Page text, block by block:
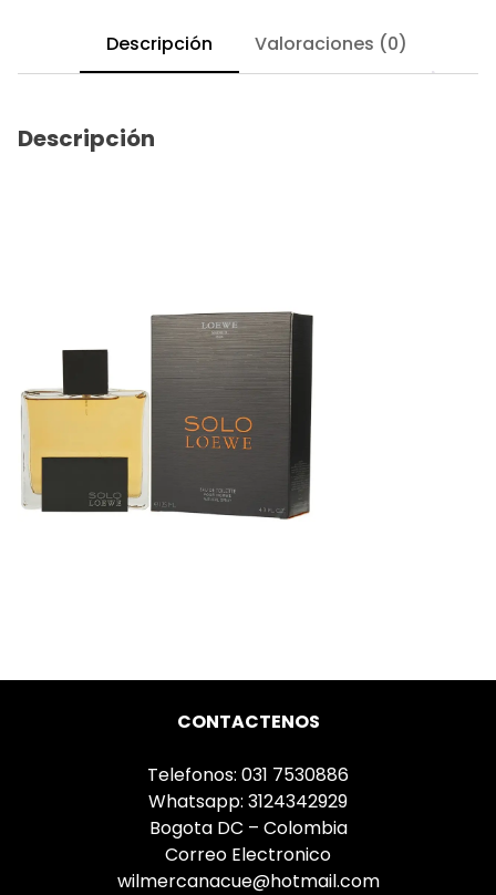
Descripción Valoraciones (0)
Descripción
CONTACTENOS
Telefonos: 031 7530886
Whatsapp: 3124342929
Bogota DC – Colombia
Correo Electronico
wilmercanacue@hotmail.com